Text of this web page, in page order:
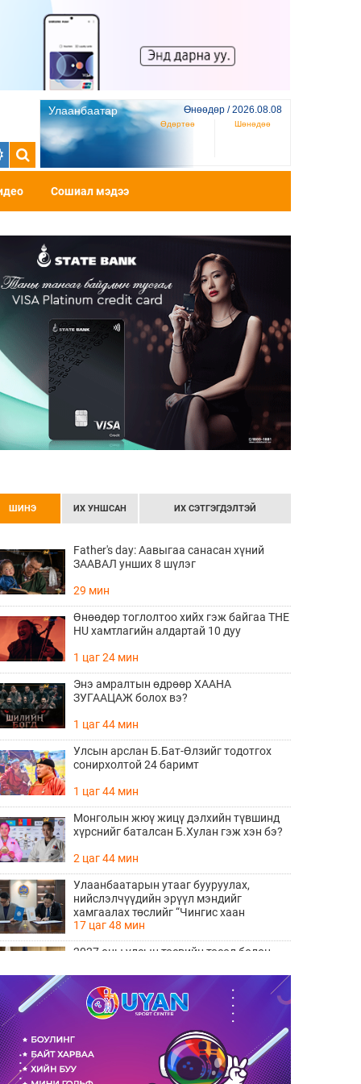
Улаанбаатар Өнөөдөр / 2026.08.08
Өдөртөө Шөнөдөө
Сошиал мэдээ
ШИНЭ ИХ УНШСАН ИХ СЭТГЭГДЭЛТЭЙ
Father's day: Аавыгаа санасан хүний
ЗААВАЛ унших 8 шүлэг
29 мин
Өнөөдөр тоглолтоо хийх гэж байгаа THE
HU хамтлагийн алдартай 10 дуу
1 цаг 24 мин
Энэ амралтын өдрөөр ХААНА
ЗУГААЦАЖ болох вэ?
1 цаг 44 мин
Улсын арслан Б.Бат-Өлзийг тодотгох
сонирхолтой 24 баримт
1 цаг 44 мин
Монголын жюү жицү дэлхийн түвшинд
хүрснийг баталсан Б.Хулан гэж хэн бэ?
2 цаг 44 мин
Улаанбаатарын утааг бууруулах,
нийслэлчүүдийн эрүүл мэндийг
хамгаалах төслийг “Чингис хаан
баялгийн сан нэгдэл” ХХК-тай хамтран
хэрэгжүүлнэ
17 цаг 48 мин
2027 оны улсын төсвийн төсөл болон
олон нийтийн хэлэлцүүлэг боллоо
18 цаг 6 мин
Нийгмийн даатгалын сангийн хөрөнгө
7.6 тэрбум төгрөгөөр арвижлаа
18 цаг 25 мин